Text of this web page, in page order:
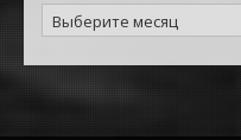
Архив
публикаций